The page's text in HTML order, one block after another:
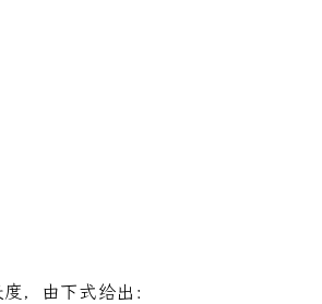
=
，由下式给出：